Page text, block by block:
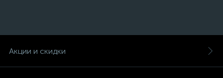
Акции и скидки